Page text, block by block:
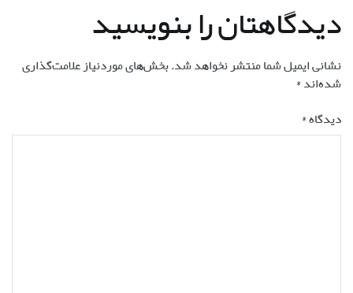
دیدگاهتان را بنویسید
نشانی ایمیل شما منتشر نخواهد شد.بخش‌های موردنیاز علامت‌گذاری
شده‌اند*
دیدگاه*